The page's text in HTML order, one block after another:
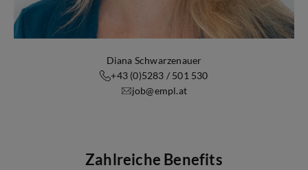
Diana Schwarzenauer
+43 (0)5283 / 501 530
job@empl.at
Zahlreiche Benefits